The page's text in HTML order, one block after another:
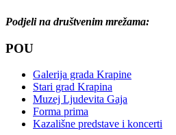
Podjeli na društvenim mrežama:
POU
Galerija grada Krapine
Stari grad Krapina
Muzej Ljudevita Gaja
Forma prima
Kazališne predstave i koncerti